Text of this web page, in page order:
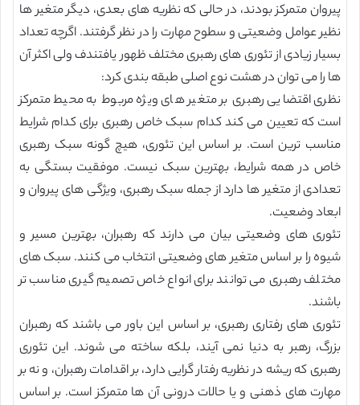
پیروان متمرکز بودند، در حالی که نظریه های بعدی، دیگر متغیر ها
نظیر عوامل وضعیتی و سطوح مهارت را در نظر گرفتند. اگرچه تعداد
بسیار زیادی از تئوری های رهبری مختلف ظهور یافتندف ولی اکثر آن
ها را می توان در هشت نوع اصلی طبقه بندی کرد:
نظری اقتضایی رهبری بر متغیر های ویژه مربوط به محیط متمرکز
است که تعیین می کند کدام سبک خاص رهبری برای کدام شرایط
مناسب ترین است. بر اساس این تئوری، هیچ گونه سبک رهبری
خاص در همه شرایط، بهترین سبک نیست. موفقیت بستگی به
تعدادی از متغیر ها دارد از جمله سبک رهبری، ویژگی های پیروان و
ابعاد وضعیت.
تئوری های وضعیتی بیان می دارند که رهبران، بهترین مسیر و
شیوه را بر اساس متغیر های وضعیتی انتخاب می کنند. سبک های
مختلف رهبری می توانند برای انواع خاص تصمیم گیری مناسب تر
باشند.
تئوری های رفتاری رهبری، بر اساس این باور می باشند که رهبران
بزرگ، رهبر به دنیا نمی آیند، بلکه ساخته می شوند. این تئوری
رهبری که ریشه در نظریه رفتار گرایی دارد، بر اقدامات رهبران، و نه بر
مهارت های ذهنی و یا حالات درونی آن ها متمرکز است. بر اساس